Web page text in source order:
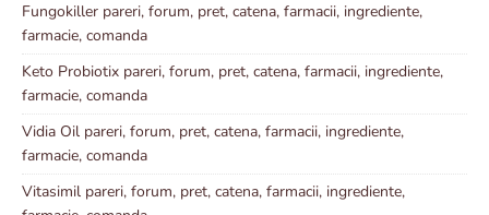
Fungokiller pareri, forum, pret, catena, farmacii, ingrediente,
farmacie, comanda
Keto Probiotix pareri, forum, pret, catena, farmacii, ingrediente,
farmacie, comanda
Vidia Oil pareri, forum, pret, catena, farmacii, ingrediente,
farmacie, comanda
Vitasimil pareri, forum, pret, catena, farmacii, ingrediente,